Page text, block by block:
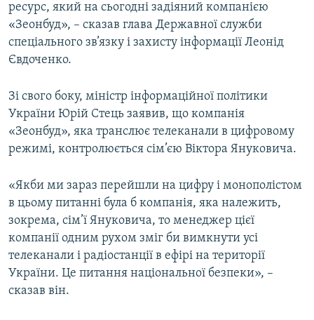
ресурс, який на сьогодні задіяний компанією
«Зеонбуд», – сказав глава Державної служби
спеціального зв’язку і захисту інформації Леонід
Євдоченко.
Зі свого боку, міністр інформаційної політики
України Юрій Стець заявив, що компанія
«Зеонбуд», яка транслює телеканали в цифровому
режимі, контролюється сім’єю Віктора Януковича.
«Якби ми зараз перейшли на цифру і монополістом
в цьому питанні була б компанія, яка належить,
зокрема, сім’ї Януковича, то менеджер цієї
компанії одним рухом зміг би вимкнути усі
телеканали і радіостанції в ефірі на території
України. Це питання національної безпеки», –
сказав він.